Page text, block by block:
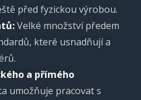
před fyzickou výrobou.
Velké množství předem
které usnadňují a
a přímého
umožňuje pracovat s